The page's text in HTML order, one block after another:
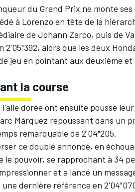
du Grand Prix ne monte ses
à Lorenzo en tête de la
de Johann Zarco, puis de
alors que les deux
jeu en pointant aux deuxième et
la course
dorée ont ensuite poussé
Márquez repoussant dans un
remarquable de 2'04"205.
ce doublé annoncé, en
pouvoir, se rapprochant à 34
et a lancé un
dernière référence en